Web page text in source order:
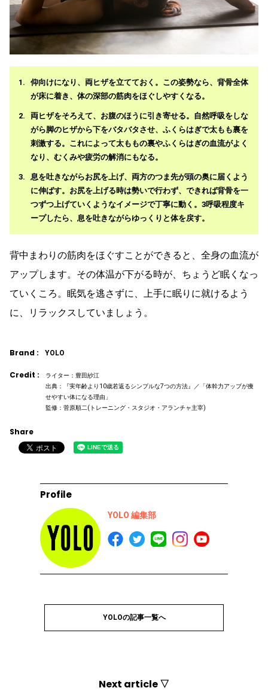
仰向けになり、両ヒザを立てておく。この姿勢なら、背骨全体
が床に着き、体の深部の筋肉をほぐしやすくなる。
両ヒザをそろえて、お腹のほうに引き寄せる。自然呼吸をしな
がら脚のヒザから下をバタバタさせ、ふくらはぎで太もも裏を
刺激する。これによって太ももの裏やふくらはぎの血流がよく
なり、むくみや疲労の解消にもなる。
息を吐きながらお尻を上げ、両方のつま先が頭の奥に届くよう
に伸ばす。お尻を上げる時は勢いで行わず、できれば背骨を一
つずつ上げていくようなイメージで丁寧に動く。3呼吸程度キ
ープしたら、息を吐きながらゆっくりと体を戻す。
背中まわりの筋肉をほぐすことができると、全身の血流が
アップします。その体温が下がる時が、ちょうど眠くなっ
ていくころ。眠気を逃さずに、上手に眠りに就けるよう
に、リラックスしていましょう。
Brand : YOLO
Credit :
ライター：豊田紗江
出典：『実年齢より10歳若返るシンプルな7つの方法』／「体幹力アップが痩
せやすい体になる理由」
監修：菅原順二(トレーニング・スタジオ・アランチャ主宰)
Share
Profile
YOLO 編集部
YOLOの記事一覧へ
Next article ▽